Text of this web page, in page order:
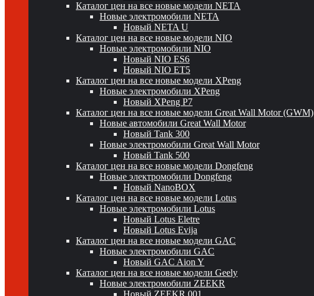
Каталог цен на все новые модели NETA
Новые электромобили NETA
Новый NETA U
Каталог цен на все новые модели NIO
Новые электромобили NIO
Новый NIO ES6
Новый NIO ET5
Каталог цен на все новые модели XPeng
Новые электромобили XPeng
Новый XPeng P7
Каталог цен на все новые модели Great Wall Motor (GWM)
Новые автомобили Great Wall Motor
Новый Tank 300
Новые электромобили Great Wall Motor
Новый Tank 500
Каталог цен на все новые модели Dongfeng
Новые электромобили Dongfeng
Новый NanoBOX
Каталог цен на все новые модели Lotus
Новые электромобили Lotus
Новый Lotus Eletre
Новый Lotus Evija
Каталог цен на все новые модели GAC
Новые электромобили GAC
Новый GAC Aion Y
Каталог цен на все новые модели Geely
Новые электромобили ZEEKR
Новый ZEEKR 001